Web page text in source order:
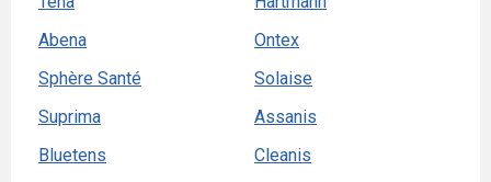
Abena
Ontex
Sphère Santé
Solaise
Suprima
Assanis
Bluetens
Cleanis